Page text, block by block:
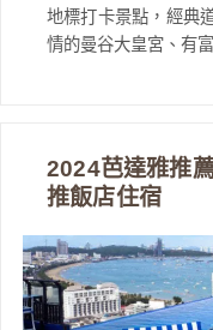
地標打卡景點，經典
情的曼谷大皇宮、有
2024芭達雅推
推飯店住宿